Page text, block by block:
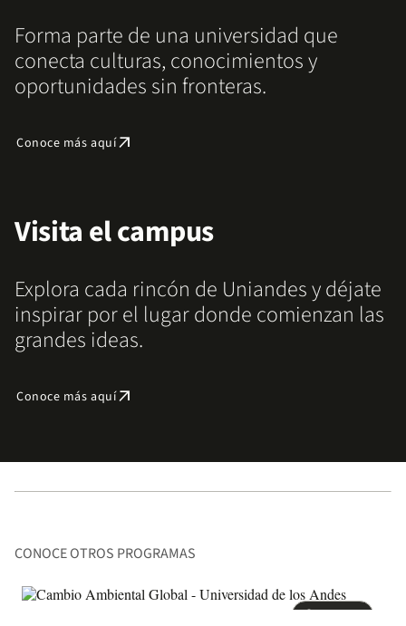
Forma parte de una universidad que
conecta culturas, conocimientos y
oportunidades sin fronteras.
Conoce más aquíarrow_outward
Visita el campus
Explora cada rincón de Uniandes y déjate
inspirar por el lugar donde comienzan las
grandes ideas.
Conoce más aquíarrow_outward
CONOCE OTROS PROGRAMAS
groupsPRESENCIAL